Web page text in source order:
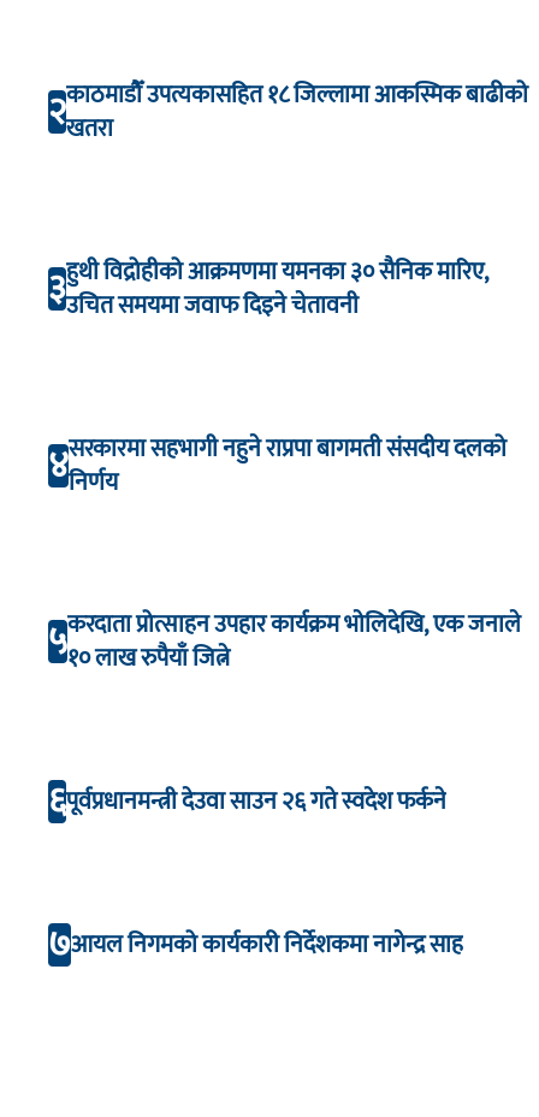
२काठमाडौँ उपत्यकासहित १८ जिल्लामा आकस्मिक बाढीको
खतरा
३हुथी विद्रोहीको आक्रमणमा यमनका ३० सैनिक मारिए,
उचित समयमा जवाफ दिइने चेतावनी
४सरकारमा सहभागी नहुने राप्रपा बागमती संसदीय दलको
निर्णय
५करदाता प्रोत्साहन उपहार कार्यक्रम भाेलिदेखि, एक जनाले
१० लाख रुपैयाँ जित्ने
६पूर्वप्रधानमन्त्री देउवा साउन २६ गते स्वदेश फर्कने
७आयल निगमको कार्यकारी निर्देशकमा नागेन्द्र साह